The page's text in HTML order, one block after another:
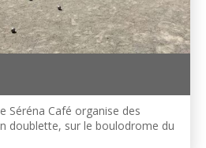
Séréna Café organise des
doublette, sur le boulodrome du